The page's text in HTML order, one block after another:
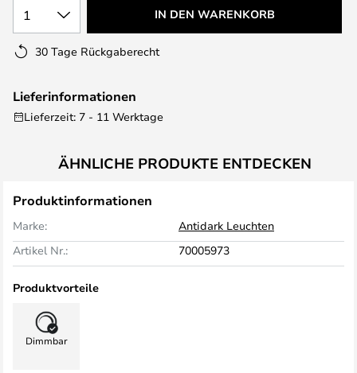
1 IN DEN WARENKORB
30 Tage Rückgaberecht
Lieferinformationen
Lieferzeit: 7 - 11 Werktage
ÄHNLICHE PRODUKTE ENTDECKEN
Produktinformationen
Marke:
Antidark Leuchten
Artikel Nr.:
70005973
Produktvorteile
Dimmbar